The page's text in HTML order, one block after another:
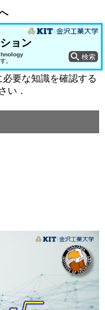
ョン
。
必要な知識を確認する
い．